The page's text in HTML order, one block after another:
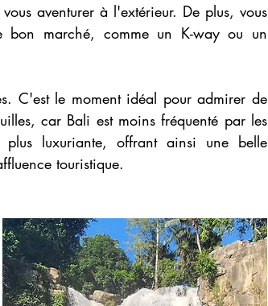
aventurer à l'extérieur. De plus, vous
bon marché, comme un K-way ou un
C'est le moment idéal pour admirer de
car Bali est moins fréquenté par les
luxuriante, offrant ainsi une belle
touristique.